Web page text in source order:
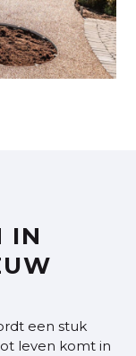
IN
een stuk
leven komt in